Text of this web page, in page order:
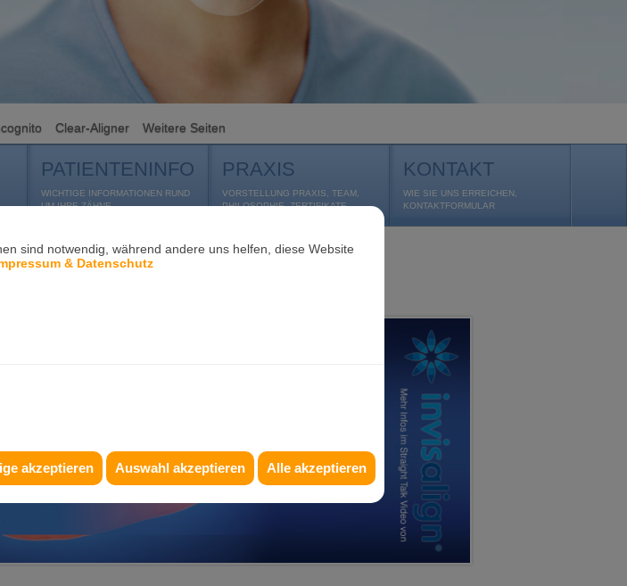
sind notwendig, während andere uns helfen, diese Website
& Datenschutz
akzeptieren Auswahl akzeptieren Alle akzeptieren
Clear-Aligner Weitere Seiten
PATIENTENINFO
WICHTIGE INFORMATIONEN RUND
UM IHRE ZÄHNE
PRAXIS
VORSTELLUNG PRAXIS, TEAM,
PHILOSOPHIE, ZERTIFIKATE
KONTAKT
WIE SIE UNS ERREICHEN,
KONTAKTFORMULAR